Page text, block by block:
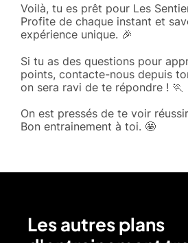
Voilà, tu es prêt pour Les
Profite de chaque instant et
expérience unique. 🎉
Si tu as des questions pour
points, contacte-nous depuis
on sera ravi de te répondre ! 🏃
On est pressés de te voir
Bon entrainement à toi. 🤩
Les autres plans